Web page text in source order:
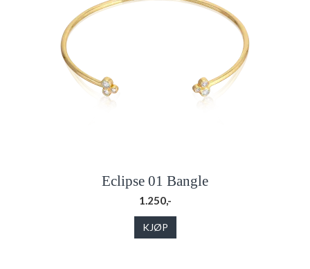
Eclipse 01 Bangle
1.250,-
KJØP